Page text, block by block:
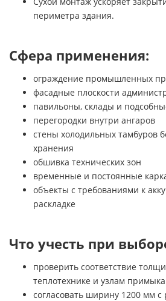
периметра здания.
Сфера применения:
ограждение промышленных
фасадные плоскости
павильоны, склады и
перегородки внутри ангаров
стены холодильных тамбуров
хранения
обшивка технических зон
временные и постоянные
объекты с требованиями к
раскладке
Что учесть при
проверить соответствие
теплотехнике и узлам
согласовать ширину 1200 мм с